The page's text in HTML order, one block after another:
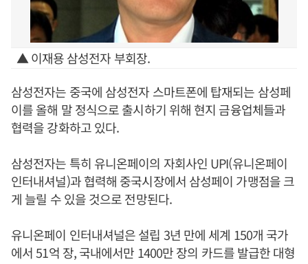
▲ 이재용 삼성전자 부회장.
삼성전자는 중국에 삼성전자 스마트폰에 탑재되는 삼성페
이를 올해 말 정식으로 출시하기 위해 현지 금융업체들과
협력을 강화하고 있다.
삼성전자는 특히 유니온페이의 자회사인 UPI(유니온페이
인터내셔널)과 협력해 중국시장에서 삼성페이 가맹점을 크
게 늘릴 수 있을 것으로 전망된다.
유니온페이 인터내셔널은 설립 3년 만에 세계 150개 국가
에서 51억 장, 국내에서만 1400만 장의 카드를 발급한 대형